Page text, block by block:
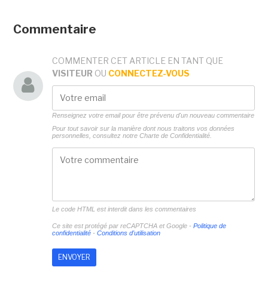
Commentaire
COMMENTER CET ARTICLE EN TANT QUE
VISITEUR OU CONNECTEZ-VOUS
Renseignez votre email pour être prévenu d'un nouveau commentaire
Pour tout savoir sur la manière dont nous traitons vos données
personnelles, consultez notre Charte de Confidentialité.
Le code HTML est interdit dans les commentaires
Ce site est protégé par reCAPTCHA et Google - Politique de
confidentialité- Conditions d'utilisation